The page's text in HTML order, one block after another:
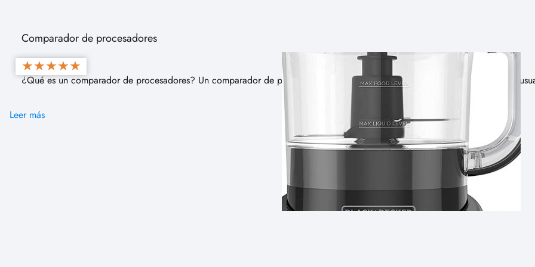
Comparador de procesadores
¿Qué es un comparador de procesadores? Un comparador de procesadores es una herramienta en línea que permite a los
Leer más
★★★★★